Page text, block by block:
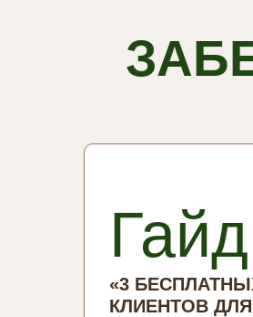
Гайд
«3
КЛИЕНТОВ